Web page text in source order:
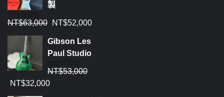
製
評
0
5
NT$63,000 NT$52,000
Gibson Les
Paul Studio
評
0
NT$53,000
NT$32,000